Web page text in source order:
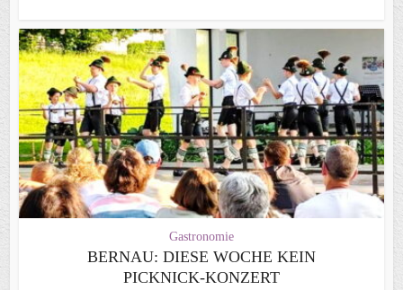
Gastronomie
BERNAU: DIESE WOCHE KEIN
PICKNICK-KONZERT